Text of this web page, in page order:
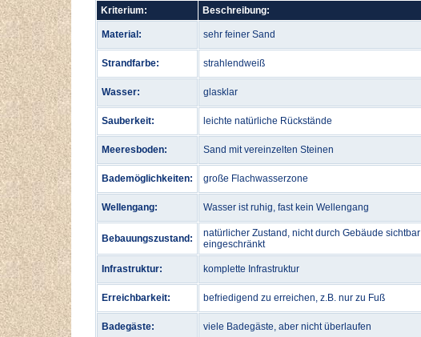
Kriterium: Beschreibung:
Material: sehr feiner Sand
Strandfarbe: strahlendweiß
Wasser: glasklar
Sauberkeit: leichte natürliche Rückstände
Meeresboden: Sand mit vereinzelten Steinen
Bademöglichkeiten: große Flachwasserzone
Wellengang: Wasser ist ruhig, fast kein Wellengang
Bebauungszustand:
natürlicher Zustand, nicht durch Gebäude sichtbar
eingeschränkt
Infrastruktur: komplette Infrastruktur
Erreichbarkeit: befriedigend zu erreichen, z.B. nur zu Fuß
Badegäste: viele Badegäste, aber nicht überlaufen